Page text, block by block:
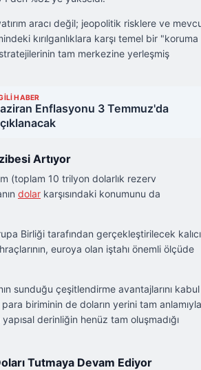
aracı değil; jeopolitik risklere ve
kırılganlıklara karşı temel bir "koruma
tam merkezine yerleşmiş
HABER
Enflasyonu 3 Temmuz'da
Artıyor
(toplam 10 trilyon dolarlık rezerv
dolar karşısındaki konumunu da
Birliği tarafından gerçekleştirilecek kalıcı
euroya olan iştahı önemli ölçüde
sunduğu çeşitlendirme avantajlarını kabul
biriminin de doların yerini tam anlamıyla
derinliğin henüz tam oluşmadığı
Tutmaya Devam Ediyor